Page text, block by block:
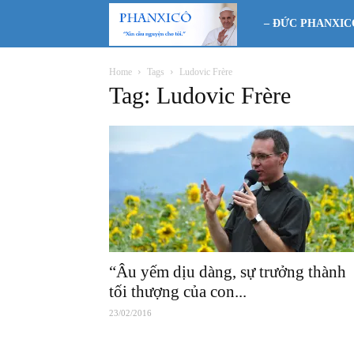
Phanxicô
– ĐỨC
Home Tags Ludovic Frère
Tag: Ludovic Frère
“Âu yếm dịu dàng, sự trưởng thành
tối thượng của con...
23/02/2016